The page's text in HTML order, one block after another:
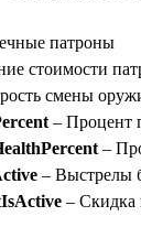
патроны
стоимости
смены
– Процент
–
– Выстрелы
– Скидка